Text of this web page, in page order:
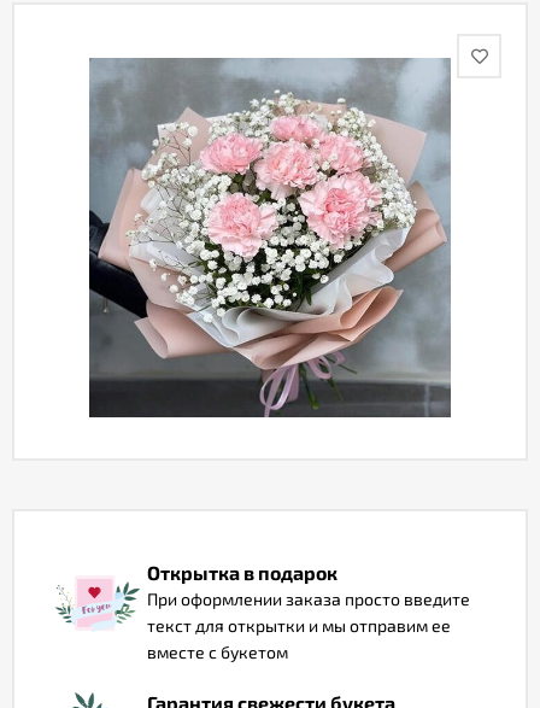
оформить
Публичная
конфиденциальности
Открытка в подарок
При оформлении заказа просто введите
текст для открытки и мы отправим ее
вместе с букетом
Гарантия свежести букета